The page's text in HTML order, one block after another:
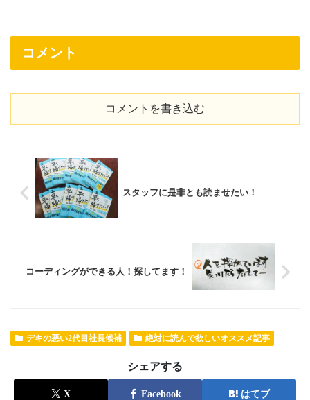
コメント
コメントを書き込む
スタッフに是非とも読ませたい！
コーディングができる人！探してます！
デキの悪い2代目社長候補 絶対に読んで欲しいオススメ記事
シェアする
X Facebook はてブ